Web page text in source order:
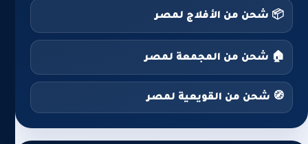
📦 شحن من الأفلاج لمصر
🏠 شحن من المجمعة لمصر
🧭 شحن من القويعية لمصر